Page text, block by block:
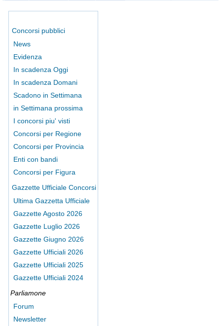
Concorsi pubblici
News
Evidenza
In scadenza Oggi
In scadenza Domani
Scadono in Settimana
in Settimana prossima
I concorsi piu' visti
Concorsi per Regione
Concorsi per Provincia
Enti con bandi
Concorsi per Figura
Gazzette Ufficiale Concorsi
Ultima Gazzetta Ufficiale
Gazzette Agosto 2026
Gazzette Luglio 2026
Gazzette Giugno 2026
Gazzette Ufficiali 2026
Gazzette Ufficiali 2025
Gazzette Ufficiali 2024
Parliamone
Forum
Newsletter